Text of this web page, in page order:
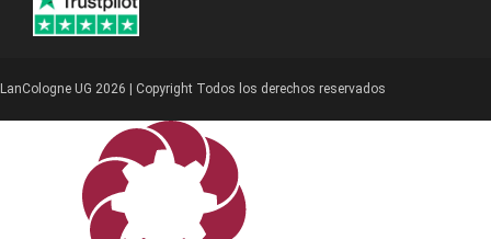
LanCologne UG 2026 | Copyright Todos los derechos reservados